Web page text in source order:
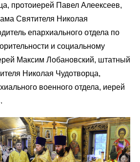
протоиерей Павел Алеексеев,
Святителя Николая
епархиального отдела по
и социальному
Максим Лобановский, штатный
Николая Чудотворца,
военного отдела, иерей